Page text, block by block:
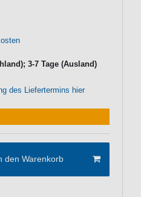
3-7 Tage (Ausland)
des Liefertermins hier
den Warenkorb